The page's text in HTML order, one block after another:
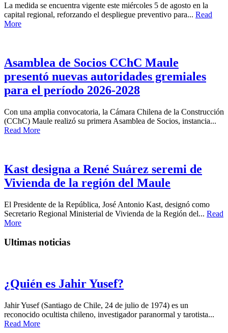
La medida se encuentra vigente este miércoles 5 de agosto en la
capital regional, reforzando el despliegue preventivo para... Read
More
Asamblea de Socios CChC Maule
presentó nuevas autoridades gremiales
para el período 2026-2028
Con una amplia convocatoria, la Cámara Chilena de la Construcción
(CChC) Maule realizó su primera Asamblea de Socios, instancia...
Read More
Kast designa a René Suárez seremi de
Vivienda de la región del Maule
El Presidente de la República, José Antonio Kast, designó como
Secretario Regional Ministerial de Vivienda de la Región del... Read
More
Ultimas noticias
¿Quién es Jahir Yusef?
Jahir Yusef (Santiago de Chile, 24 de julio de 1974) es un
reconocido ocultista chileno, investigador paranormal y tarotista...
Read More